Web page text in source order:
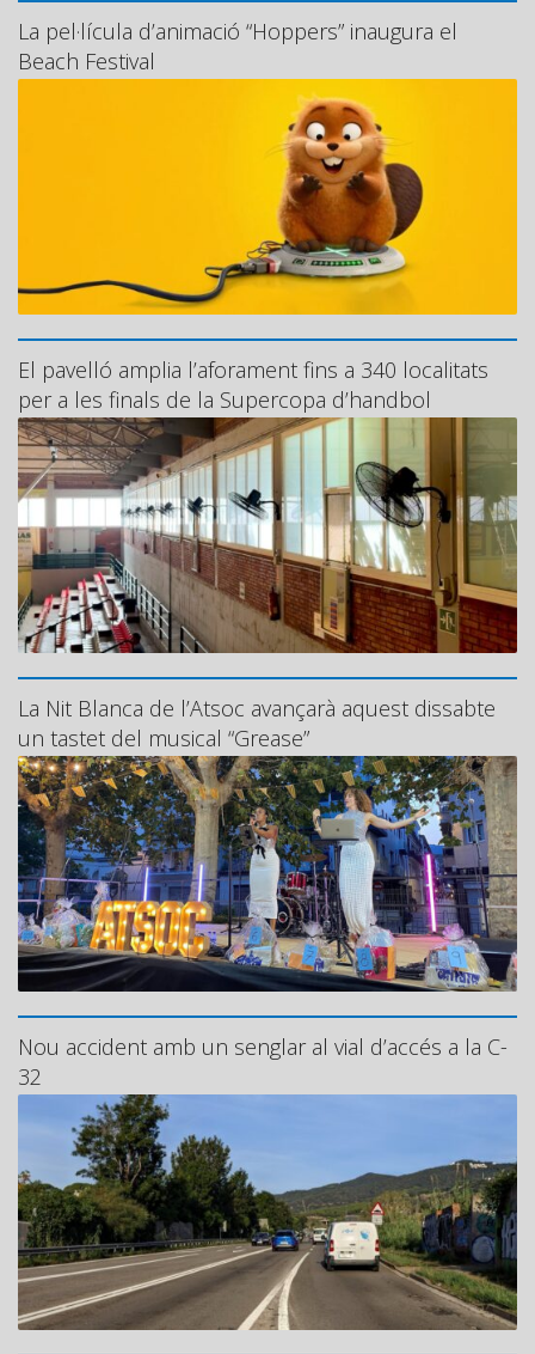
La pel·lícula d’animació “Hoppers” inaugura el
Beach Festival
El pavelló amplia l’aforament fins a 340 localitats
per a les finals de la Supercopa d’handbol
La Nit Blanca de l’Atsoc avançarà aquest dissabte
un tastet del musical “Grease”
Nou accident amb un senglar al vial d’accés a la C-
32